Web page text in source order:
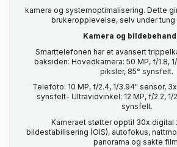
kamera og systemoptimalisering. Dette
brukeropplevelse, selv under tung
Kamera og
Smarttelefonen har et avansert
baksiden: Hovedkamera: 50 MP, f/1.8,
piksler, 85° synsfelt.
Telefoto: 10 MP, f/2.4, 1/3.94" sensor,
synsfelt- Ultravidvinkel: 12 MP, f/2.2, 1/
synsfelt.
Kameraet støtter opptil 30x digital
bildestabilisering (OIS), autofokus,
panorama og sakte